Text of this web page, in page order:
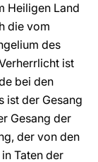
Heiligen Land
die vom
des
ist
bei den
ist der Gesang
Gesang der
der von den
Taten der